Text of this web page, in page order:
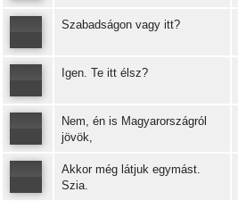
Szabadságon vagy itt?
Igen. Te itt élsz?
Nem, én is Magyarországról
jövök,
Akkor még látjuk egymást.
Szia.